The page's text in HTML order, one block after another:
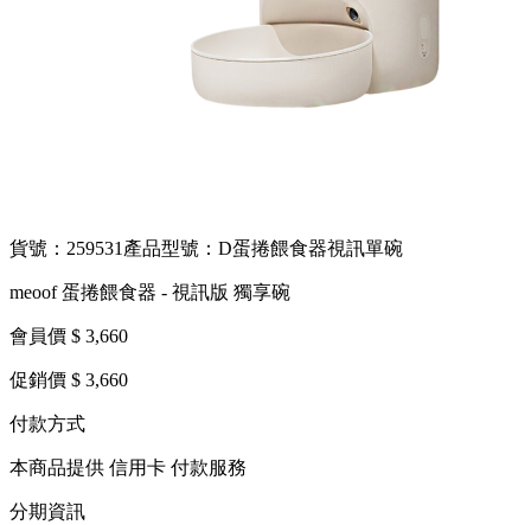
貨號：259531 產品型號：D蛋捲餵食器視訊單碗
meoof 蛋捲餵食器 - 視訊版 獨享碗
會員價 $ 3,660
促銷價 $ 3,660
付款方式
本商品提供 信用卡 付款服務
分期資訊